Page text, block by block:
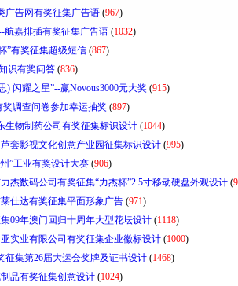
广告网有奖征集广告语 (967)
航嘉排插有奖征集广告语 (1032)
”有奖征集超级短信 (867)
识有奖问答 (836)
) 闪耀之星”--赢Novous3000元大奖 (915)
奖调查问卷参加幸运抽奖 (897)
生物制药公司有奖征集标识设计 (1044)
套影视文化创意产业园征集标识设计 (995)
”工业有奖设计大赛 (906)
杰数码公司有奖征集“力杰杯”2.5寸移动硬盘外观设计 (
仕达有奖征集平面形象广告 (971)
09年澳门回归十周年大型花坛设计 (1118)
实业有限公司有奖征集企业徽标设计 (1000)
征集第26届大运会奖牌及证书设计 (1468)
品有奖征集创意设计 (1024)